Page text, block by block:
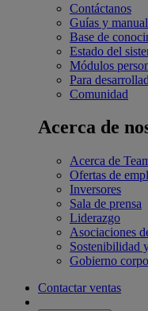
Contáctanos
Guías y
Base de
Estado del
Módulos
Para
Comunidad
Acerca de
Acerca de
Ofertas de
Inversores
Sala de prensa
Liderazgo
Asociaciones
Sostenibilidad
Gobierno
Contactar ventas